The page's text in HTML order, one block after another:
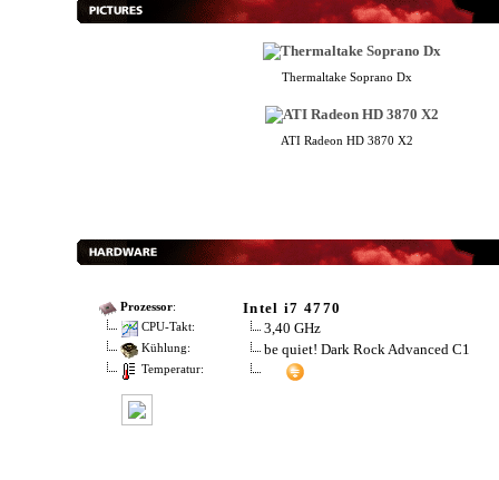
Thermaltake Soprano Dx
ATI Radeon HD 3870 X2
Prozessor: Intel i7 4770
CPU-Takt: 3,40 GHz
Kühlung: be quiet! Dark Rock Advanced C1
Temperatur: